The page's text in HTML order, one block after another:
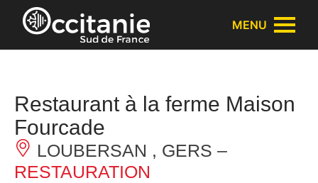
Panneau de gestion des cookies
MENU
Restaurant à la ferme Maison
Fourcade
LOUBERSAN , GERS –
RESTAURATION